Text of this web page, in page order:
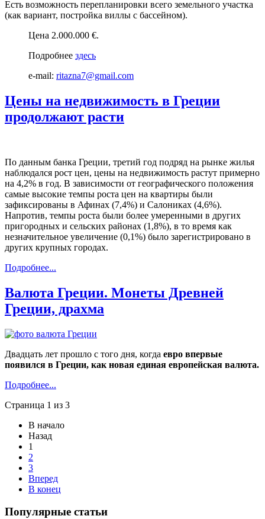
Есть возможность перепланировки всего земельного участка
(как вариант, постройка виллы с бассейном).
Цена 2.000.000 €.
Подробнее здесь
e-mail: ritazna7@gmail.com
Цены на недвижимость в Греции
продолжают расти
По данным банка Греции, третий год подряд на рынке жилья
наблюдался рост цен, цены на недвижимость растут примерно
на 4,2% в год. В зависимости от географического положения
самые высокие темпы роста цен на квартиры были
зафиксированы в Афинах (7,4%) и Салониках (4,6%).
Напротив, темпы роста были более умеренными в других
пригородных и сельских районах (1,8%), в то время как
незначительное увеличение (0,1%) было зарегистрировано в
других крупных городах.
Подробнее...
Валюта Греции. Монеты Древней
Греции, драхма
Двадцать лет прошло с того дня, когда евро впервые
появился в Греции, как новая единая европейская валюта.
Подробнее...
Страница 1 из 3
В начало
Назад
1
2
3
Вперед
В конец
Популярные статьи